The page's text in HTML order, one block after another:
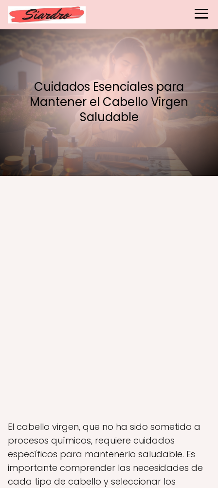
Cuidados Esenciales para
Mantener el Cabello Virgen
Saludable
El cabello virgen, que no ha sido sometido a
procesos químicos, requiere cuidados
específicos para mantenerlo saludable. Es
importante comprender las necesidades de
cada tipo de cabello y seleccionar los